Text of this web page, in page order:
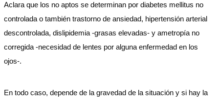
Aclara que los no aptos se determinan por diabetes mellitus no
controlada o también trastorno de ansiedad, hipertensión arterial
descontrolada, dislipidemia -grasas elevadas- y ametropía no
corregida -necesidad de lentes por alguna enfermedad en los
ojos-.
En todo caso, depende de la gravedad de la situación y si hay la